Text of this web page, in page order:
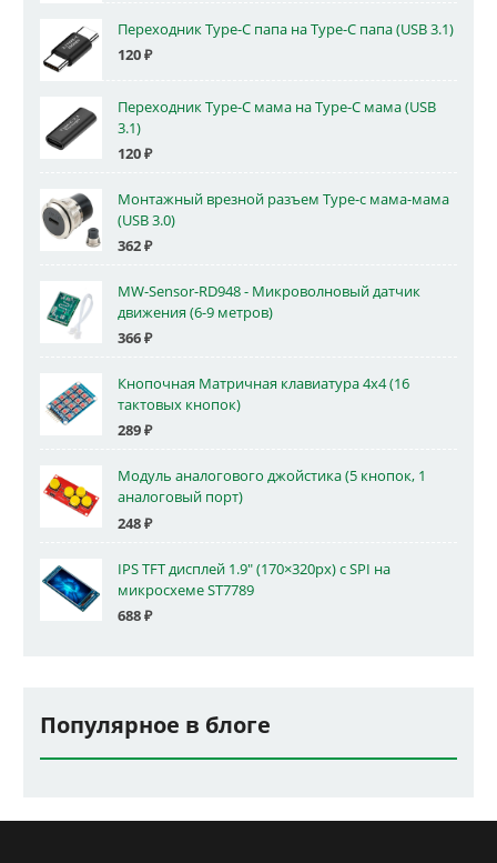
Переходник Type-C папа на Type-C папа (USB 3.1)
120₽
Переходник Type-C мама на Type-C мама (USB
3.1)
120₽
Монтажный врезной разъем Type-c мама-мама
(USB 3.0)
362₽
MW-Sensor-RD948 - Микроволновый датчик
движения (6-9 метров)
366₽
Кнопочная Матричная клавиатура 4x4 (16
тактовых кнопок)
289₽
Модуль аналогового джойстика (5 кнопок, 1
аналоговый порт)
248₽
IPS TFT дисплей 1.9" (170×320px) с SPI на
микросхеме ST7789
688₽
Популярное в блоге